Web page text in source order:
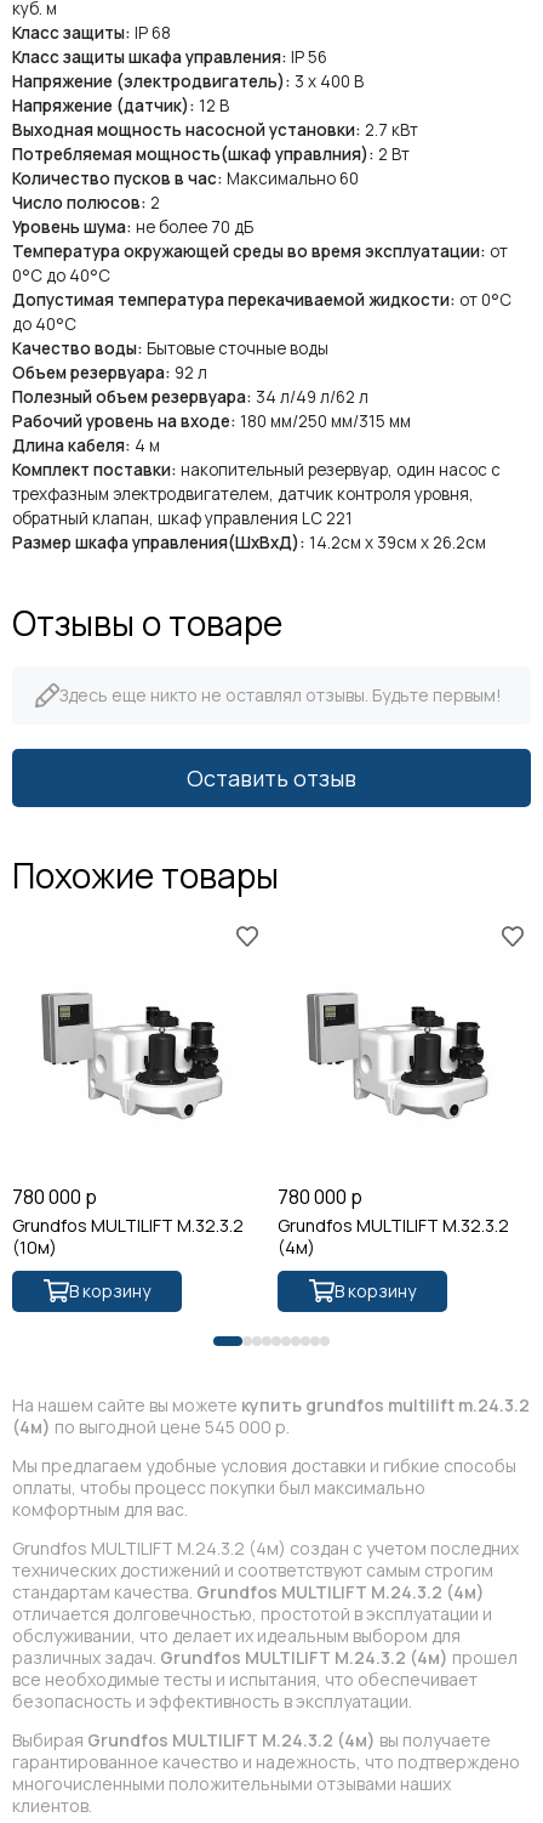
куб. м
Класс защиты: IP 68
Класс защиты шкафа управления: IP 56
Напряжение (электродвигатель): 3 х 400 В
Напряжение (датчик): 12 В
Выходная мощность насосной установки: 2.7 кВт
Потребляемая мощность(шкаф управлния): 2 Вт
Количество пусков в час: Максимально 60
Число полюсов: 2
Уровень шума: не более 70 дБ
Температура окружающей среды во время эксплуатации: от
0°C до 40°C
Допустимая температура перекачиваемой жидкости: от 0°C
до 40°C
Качество воды: Бытовые сточные воды
Объем резервуара: 92 л
Полезный объем резервуара: 34 л/49 л/62 л
Рабочий уровень на входе: 180 мм/250 мм/315 мм
Длина кабеля: 4 м
Комплект поставки: накопительный резервуар, один насос с
трехфазным электродвигателем, датчик контроля уровня,
обратный клапан, шкаф управления LC 221
Размер шкафа управления(ШхВхД): 14.2см х 39см х 26.2см
Отзывы о товаре
Здесь еще никто не оставлял отзывы. Будьте первым!
Оставить отзыв
Похожие товары
780 000 р
Grundfos MULTILIFT M.32.3.2
(10м)
В корзину
780 000 р
Grundfos MULTILIFT M.32.3.2
(4м)
В корзину
На нашем сайте вы можете купить grundfos multilift m.24.3.2
(4м) по выгодной цене 545 000 р.
Мы предлагаем удобные условия доставки и гибкие способы
оплаты, чтобы процесс покупки был максимально
комфортным для вас.
Grundfos MULTILIFT M.24.3.2 (4м) создан с учетом последних
технических достижений и соответствуют самым строгим
стандартам качества. Grundfos MULTILIFT M.24.3.2 (4м)
отличается долговечностью, простотой в эксплуатации и
обслуживании, что делает их идеальным выбором для
различных задач. Grundfos MULTILIFT M.24.3.2 (4м) прошел
все необходимые тесты и испытания, что обеспечивает
безопасность и эффективность в эксплуатации.
Выбирая Grundfos MULTILIFT M.24.3.2 (4м) вы получаете
гарантированное качество и надежность, что подтверждено
многочисленными положительными отзывами наших
клиентов.